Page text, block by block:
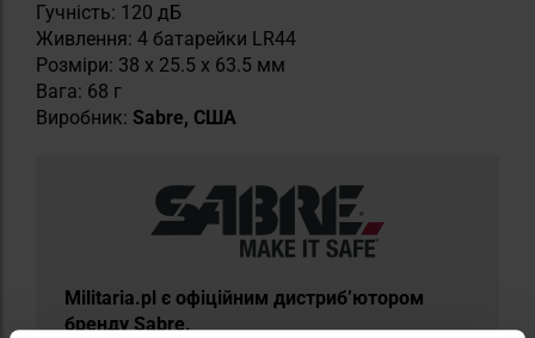
Гучність: 120 дБ
Живлення: 4 батарейки LR44
Розміри: 38 x 25.5 x 63.5 мм
Вага: 68 г
Виробник: Sabre, США
​Militaria.pl є офіційним дистриб’ютором
бренду Sabre.